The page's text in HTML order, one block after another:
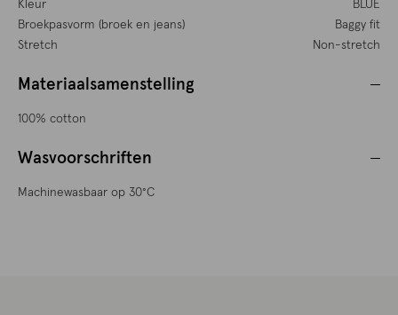
Kleur
BLUE
Broekpasvorm (broek en jeans)
Baggy fit
Stretch
Non-stretch
Materiaalsamenstelling
100% cotton
Wasvoorschriften
Machinewasbaar op 30°C